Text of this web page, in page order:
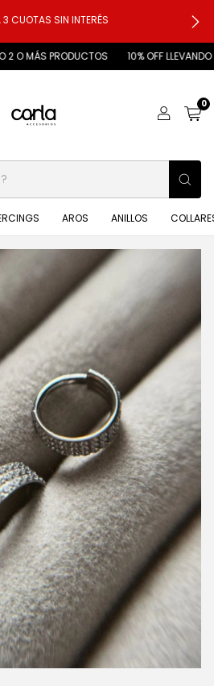
CUOTAS SIN INTERÉS
PRODUCTOS 10% OFF LLEVANDO 2 O
0
AROS ANILLOS